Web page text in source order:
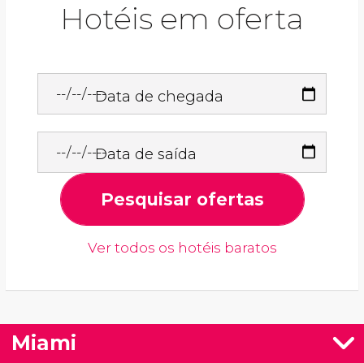
Hotéis em oferta
Data de chegada
Data de saída
Pesquisar ofertas
Ver todos os hotéis baratos
Miami